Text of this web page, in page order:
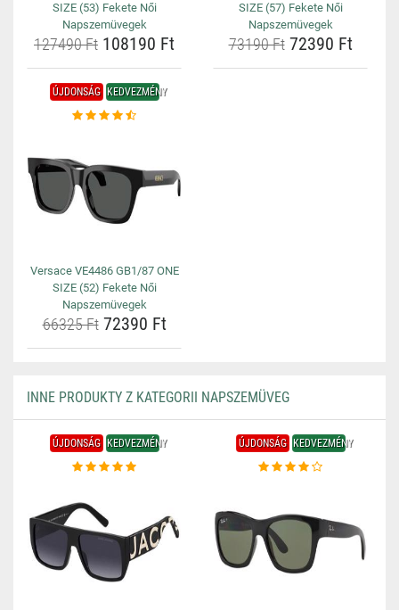
SIZE (53) Fekete Női
Napszemüvegek
127490 Ft 108190 Ft
SIZE (57) Fekete Női
Napszemüvegek
73190 Ft72390 Ft
ÚJDONSÁG KEDVEZMÉNY
Versace VE4486 GB1/87 ONE
SIZE (52) Fekete Női
Napszemüvegek
66325 Ft72390 Ft
INNE PRODUKTY Z KATEGORII NAPSZEMÜVEG
ÚJDONSÁG KEDVEZMÉNY ÚJDONSÁG KEDVEZMÉNY